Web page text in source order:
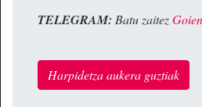
TELEGRAM: Batu zaitez
Harpidetza aukera guztiak